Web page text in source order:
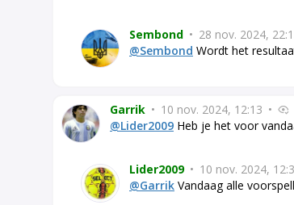
Sembond • 28 nov. 2024,
@Sembond Wordt het
Garrik • 10 nov. 2024, 12:13 •
@Lider2009 Heb je het voor
Lider2009 • 10 nov. 2024,
@Garrik Vandaag alle